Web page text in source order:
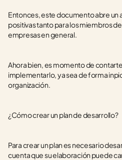
Entonces, este documento abre un
positivas tanto para los miembros
empresas en general.
Ahora bien, es momento de
implementarlo, ya sea de forma
organización.
¿Cómo crear un plan de desarrollo?
Para crear un plan es necesario
cuenta que su elaboración puede